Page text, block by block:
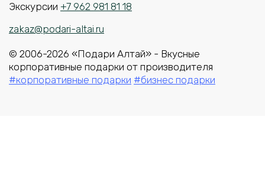
Экскурсии +7 962 981 81 18
zakaz@podari-altai.ru
© 2006-2026 «Подари Алтай» - Вкусные
корпоративные подарки от производителя
#корпоративные подарки #бизнес подарки